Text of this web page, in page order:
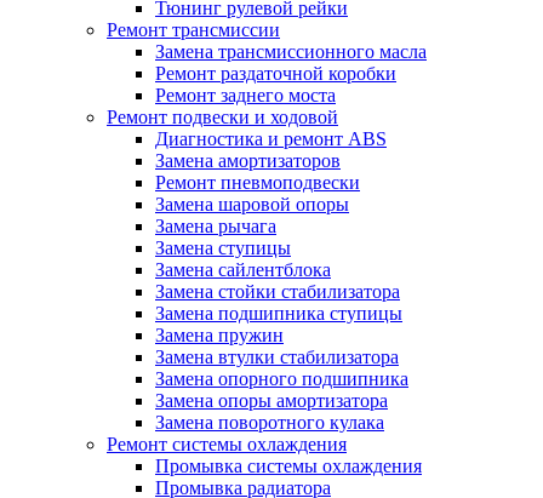
Тюнинг рулевой рейки
Ремонт трансмиссии
Замена трансмиссионного масла
Ремонт раздаточной коробки
Ремонт заднего моста
Ремонт подвески и ходовой
Диагностика и ремонт ABS
Замена амортизаторов
Ремонт пневмоподвески
Замена шаровой опоры
Замена рычага
Замена ступицы
Замена сайлентблока
Замена стойки стабилизатора
Замена подшипника ступицы
Замена пружин
Замена втулки стабилизатора
Замена опорного подшипника
Замена опоры амортизатора
Замена поворотного кулака
Ремонт системы охлаждения
Промывка системы охлаждения
Промывка радиатора